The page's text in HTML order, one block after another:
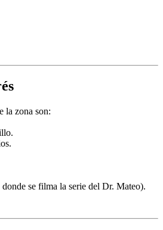
la zona son:
se filma la serie del Dr. Mateo).